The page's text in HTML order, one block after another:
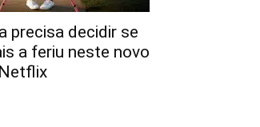
precisa decidir se
a feriu neste novo